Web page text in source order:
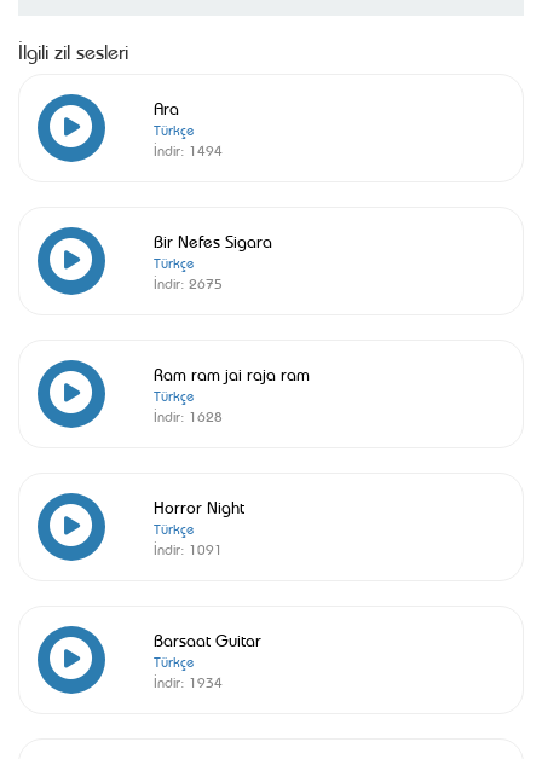
İlgili zil sesleri
Ara
Türkçe
İndir: 1494
Bir Nefes Sigara
Türkçe
İndir: 2675
Ram ram jai raja ram
Türkçe
İndir: 1628
Horror Night
Türkçe
İndir: 1091
Barsaat Guitar
Türkçe
İndir: 1934